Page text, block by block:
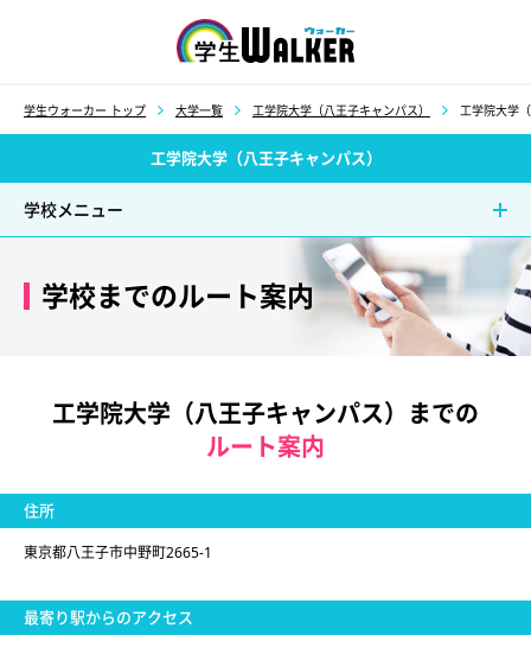
学生ウォーカー トップ 大学一覧 工学院大学（八王子キャンパス） 工学院大学
工学院大学（八王子キャンパス）
学校メニュー
学校までのルート案内
工学院大学（八王子キャンパス）までの
ルート案内
住所
東京都八王子市中野町2665-1
最寄り駅からのアクセス